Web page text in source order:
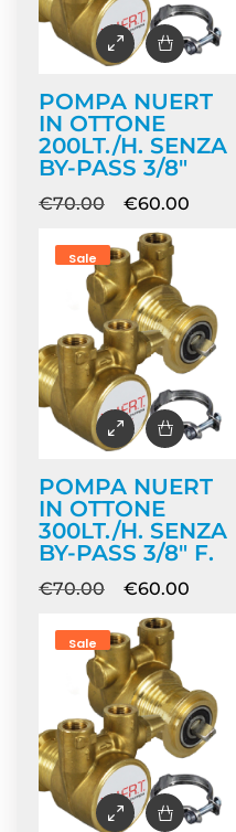
POMPA NUERT
IN OTTONE
200LT./H. SENZA
BY-PASS 3/8″
€70.00 €60.00
Sale
POMPA NUERT
IN OTTONE
300LT./H. SENZA
BY-PASS 3/8″ F.
€70.00 €60.00
Sale